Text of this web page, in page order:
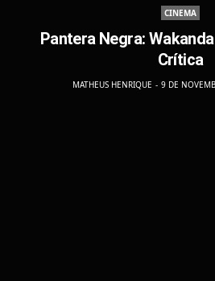
CINEMA
Pantera Negra:
Crítica
MATHEUS HENRIQUE 9 DE